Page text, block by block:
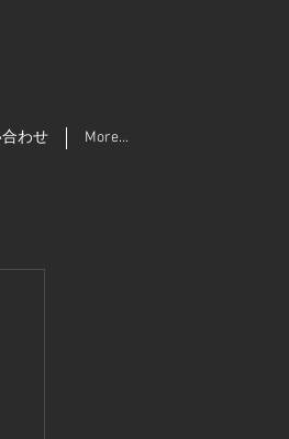
わせ More...